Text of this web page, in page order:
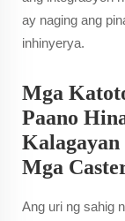
ay naging ang
inhinyerya.
Mga
Paano
Kalagayan
Mga
Ang uri ng sahig